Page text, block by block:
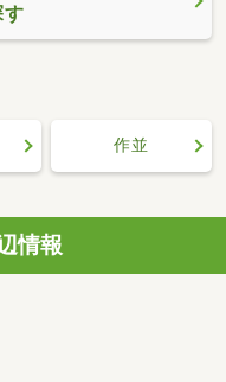
作並
情報